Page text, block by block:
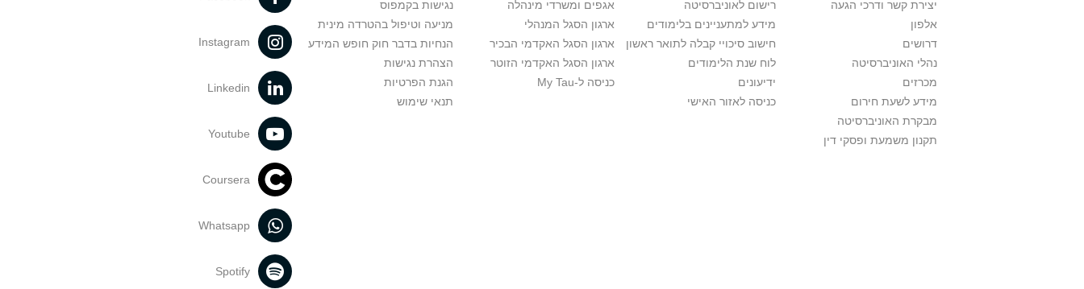
יצירת קשר ודרכי הגעה
אלפון
דרושים
נהלי האוניברסיטה
מכרזים
מידע לשעת חירום
מבקרת האוניברסיטה
תקנון משמעת ופסקי דין
רישום לאוניברסיטה
מידע למתעניינים בלימודים
חישוב סיכויי קבלה לתואר ראשון
לוח שנת הלימודים
ידיעונים
כניסה לאזור האישי
אגפים ומשרדי מינהלה
ארגון הסגל המנהלי
ארגון הסגל האקדמי הבכיר
ארגון הסגל האקדמי הזוטר
כניסה ל-My Tau
נגישות בקמפוס
מניעה וטיפול בהטרדה מינית
הנחיות בדבר חוק חופש המידע
הצהרת נגישות
הגנת הפרטיות
תנאי שימוש
Instagram
Linkedin
Youtube
Coursera
Whatsapp
Spotify